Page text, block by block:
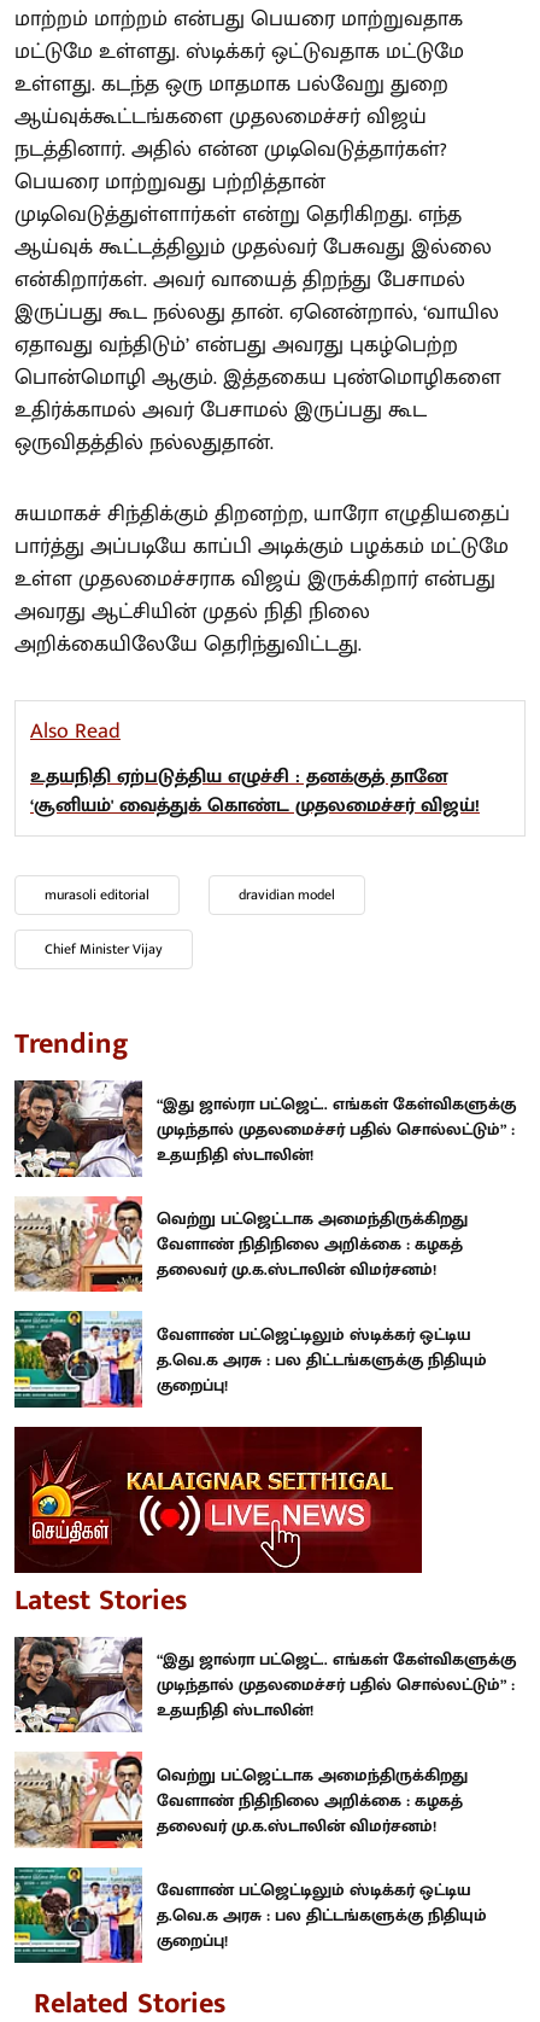
மாற்றம் மாற்றம் என்பது பெயரை மாற்றுவதாக
மட்டுமே உள்ளது. ஸ்டிக்கர் ஒட்டுவதாக மட்டுமே
உள்ளது. கடந்த ஒரு மாதமாக பல்வேறு துறை
ஆய்வுக்கூட்டங்களை முதலமைச்சர் விஜய்
நடத்தினார். அதில் என்ன முடிவெடுத்தார்கள்?
பெயரை மாற்றுவது பற்றித்தான்
முடிவெடுத்துள்ளார்கள் என்று தெரிகிறது. எந்த
ஆய்வுக் கூட்டத்திலும் முதல்வர் பேசுவது இல்லை
என்கிறார்கள். அவர் வாயைத் திறந்து பேசாமல்
இருப்பது கூட நல்லது தான். ஏனென்றால், ‘வாயில
ஏதாவது வந்திடும்’ என்பது அவரது புகழ்பெற்ற
பொன்மொழி ஆகும். இத்தகைய புண்மொழிகளை
உதிர்க்காமல் அவர் பேசாமல் இருப்பது கூட
ஒருவிதத்தில் நல்லதுதான்.
சுயமாகச் சிந்திக்கும் திறனற்ற, யாரோ எழுதியதைப்
பார்த்து அப்படியே காப்பி அடிக்கும் பழக்கம் மட்டுமே
உள்ள முதலமைச்சராக விஜய் இருக்கிறார் என்பது
அவரது ஆட்சியின் முதல் நிதி நிலை
அறிக்கையிலேயே தெரிந்துவிட்டது.
Also Read
உதயநிதி ஏற்படுத்திய எழுச்சி : தனக்குத் தானே
‘சூனியம்' வைத்துக் கொண்ட முதலமைச்சர் விஜய்!
murasoli editorial dravidian model
Chief Minister Vijay
Trending
“இது ஜால்ரா பட்ஜெட்.. எங்கள் கேள்விகளுக்கு
முடிந்தால் முதலமைச்சர் பதில் சொல்லட்டும்” :
உதயநிதி ஸ்டாலின்!
வெற்று பட்ஜெட்டாக அமைந்திருக்கிறது
வேளாண் நிதிநிலை அறிக்கை : கழகத்
தலைவர் மு.க.ஸ்டாலின் விமர்சனம்!
வேளாண் பட்ஜெட்டிலும் ஸ்டிக்கர் ஒட்டிய
த.வெ.க அரசு : பல திட்டங்களுக்கு நிதியும்
குறைப்பு!
Latest Stories
“இது ஜால்ரா பட்ஜெட்.. எங்கள் கேள்விகளுக்கு
முடிந்தால் முதலமைச்சர் பதில் சொல்லட்டும்” :
உதயநிதி ஸ்டாலின்!
வெற்று பட்ஜெட்டாக அமைந்திருக்கிறது
வேளாண் நிதிநிலை அறிக்கை : கழகத்
தலைவர் மு.க.ஸ்டாலின் விமர்சனம்!
வேளாண் பட்ஜெட்டிலும் ஸ்டிக்கர் ஒட்டிய
த.வெ.க அரசு : பல திட்டங்களுக்கு நிதியும்
குறைப்பு!
Related Stories